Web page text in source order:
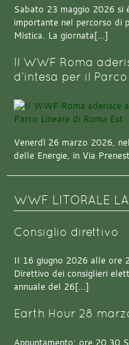
Sabato 23 maggio 2026 si
importante nel percorso di
Mistica. La giornata[…]
Il WWF Roma
d’intesa per il
Venerdì 26 marzo 2026,
delle Energie, in Via
WWF LITORALE
Consiglio direttivo
Il 16 giugno 2026 alle ore
Direttivo dei consiglieri
annuale del 26[…]
Earth Hour 28
Appuntamento: ore 20.30